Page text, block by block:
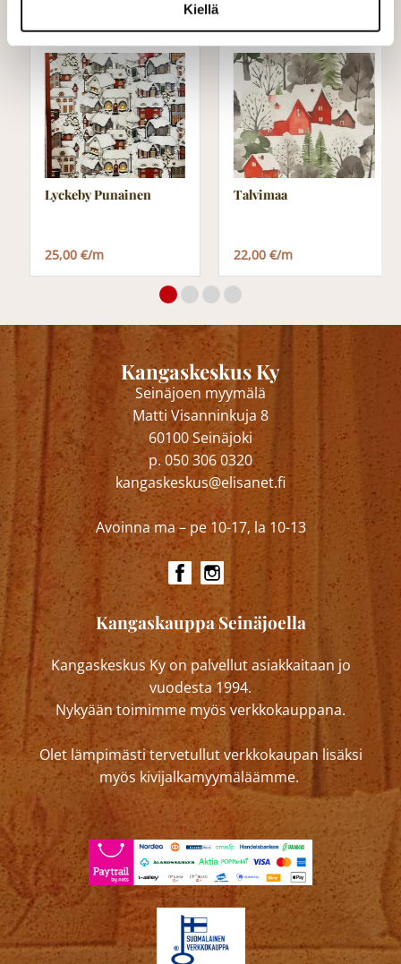
Kiellä
Lyckeby Punainen
25,00 €/m
Talvimaa
22,00 €/m
Kangaskeskus Ky
Seinäjoen myymälä
Matti Visanninkuja 8
60100 Seinäjoki
p. 050 306 0320
kangaskeskus@elisanet.fi
Avoinna ma – pe 10-17, la 10-13
Kangaskauppa Seinäjoella
Kangaskeskus Ky on palvellut asiakkaitaan jo
vuodesta 1994.
Nykyään toimimme myös verkkokauppana.
Olet lämpimästi tervetullut verkkokaupan lisäksi
myös kivijalkamyymäläämme.